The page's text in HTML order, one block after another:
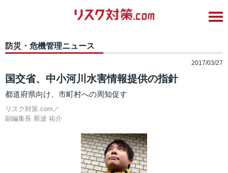
防災・危機管理ニュース
2017/03/27
国交省、中小河川水害情報提供の指針
都道府県向け、市町村への周知促す
リスク対策.com／
副編集長 斯波 祐介